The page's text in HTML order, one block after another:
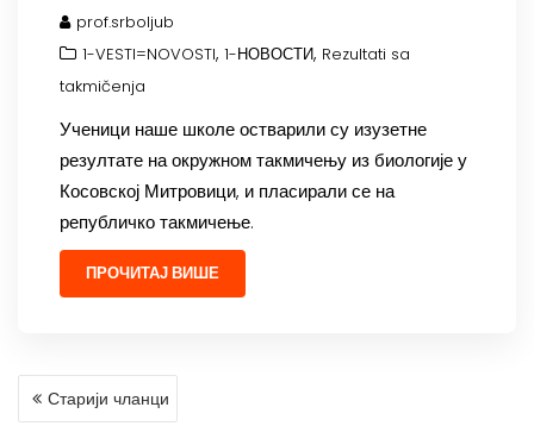
prof.srboljub
1-VESTI=NOVOSTI, 1-НОВОСТИ, Rezultati sa
takmičenja
Ученици наше школе остварили су изузетне
резултате на окружном такмичењу из биологије у
Косовској Митровици, и пласирали се на
републичко такмичење.
ПРОЧИТАЈ ВИШЕ
КРЕТАЊЕ
ЧЛАНАКА
Старији чланци